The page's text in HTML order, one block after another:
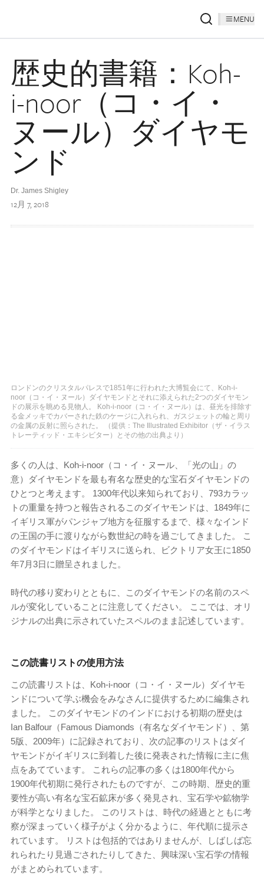
MENU
歴史的書籍：Koh-
i-noor（コ・イ・
ヌール）ダイヤモ
ンド
Dr. James Shigley
12月 7, 2018
ロンドンのクリスタルパレスで1851年に行われた大博覧会にて、Koh-i-
noor（コ・イ・ヌール）ダイヤモンドとそれに添えられた2つのダイヤモン
ドの展示を眺める見物人。 Koh-i-noor（コ・イ・ヌール）は、昼光を排除す
る金メッキでカバーされた鉄のケージに入れられ、ガスジェットの輪と周り
の金属の反射に照らされた。 （提供：The Illustrated Exhibitor（ザ・イラス
トレーティッド・エキシビター）とその他の出典より）
多くの人は、Koh-i-noor（コ・イ・ヌール、「光の山」の
意）ダイヤモンドを最も有名な歴史的な宝石ダイヤモンドの
ひとつと考えます。 1300年代以来知られており、793カラッ
トの重量を持つと報告されるこのダイヤモンドは、1849年に
イギリス軍がパンジャブ地方を征服するまで、様々なインド
の王国の手に渡りながら数世紀の時を過ごしてきました。 こ
のダイヤモンドはイギリスに送られ、ビクトリア女王に1850
年7月3日に贈呈されました。
時代の移り変わりとともに、このダイヤモンドの名前のスペ
ルが変化していることに注意してください。 ここでは、オリ
ジナルの出典に示されていたスペルのまま記述しています。
この読書リストの使用方法
この読書リストは、Koh-i-noor（コ・イ・ヌール）ダイヤモ
ンドについて学ぶ機会をみなさんに提供するために編集され
ました。 このダイヤモンドのインドにおける初期の歴史は
Ian Balfour（Famous Diamonds（有名なダイヤモンド）、第
5版、2009年）に記録されており、次の記事のリストはダイ
ヤモンドがイギリスに到着した後に発表された情報に主に焦
点をあてています。 これらの記事の多くは1800年代から
1900年代初期に発行されたものですが、この時期、歴史的重
要性が高い有名な宝石鉱床が多く発見され、宝石学や鉱物学
が科学となりました。 このリストは、時代の経過とともに考
察が深まっていく様子がよく分かるように、年代順に提示さ
れています。 リストは包括的ではありませんが、しばしば忘
れられたり見過ごされたりしてきた、興味深い宝石学の情報
がまとめられています。